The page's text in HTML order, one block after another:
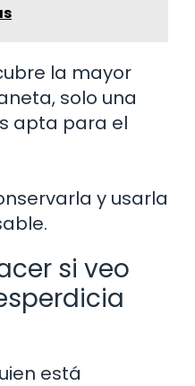
la mayor
solo una
apta para el
y usarla
si veo
está